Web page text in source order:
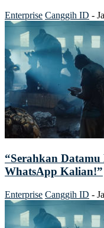
Enterprise Canggih ID -
“Serahkan
WhatsApp Kalian!”
Enterprise Canggih ID -